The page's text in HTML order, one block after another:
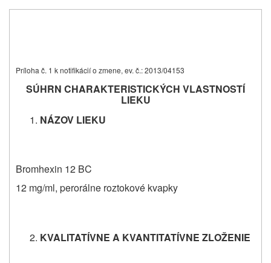
Príloha č. 1 k notifikácií o zmene, ev. č.: 2013/04153
SÚHRN CHARAKTERISTICKÝCH VLASTNOSTÍ
LIEKU
NÁZOV LIEKU
Bromhexin 12 BC
12 mg/ml, perorálne roztokové kvapky
KVALITATÍVNE A KVANTITATÍVNE ZLOŽENIE